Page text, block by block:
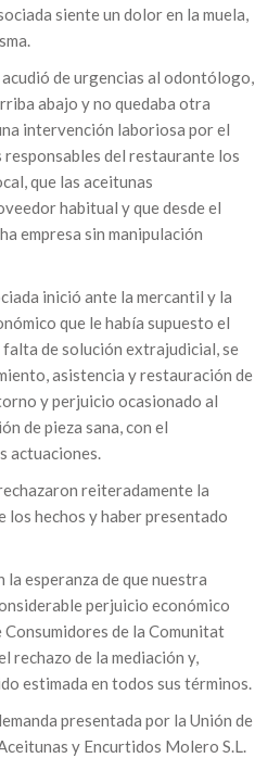
siente un dolor en la muela,
de urgencias al odontólogo,
abajo y no quedaba otra
intervención laboriosa por el
responsables del restaurante los
que las aceitunas
habitual y que desde el
empresa sin manipulación
inició ante la mercantil y la
que le había supuesto el
de solución extrajudicial, se
asistencia y restauración de
y perjuicio ocasionado al
de pieza sana, con el
actuaciones.
reiteradamente la
los hechos y haber presentado
la esperanza de que nuestra
perjuicio económico
de la Comunitat
rechazo de la mediación y,
estimada en todos sus términos.
presentada por la Unión de
y Encurtidos Molero S.L.